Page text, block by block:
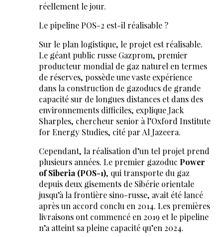
réellement le jour.
Le pipeline POS-2 est-il réalisable ?
Sur le plan logistique, le projet est réalisable.
Le géant public russe Gazprom, premier
producteur mondial de gaz naturel en termes
de réserves, possède une vaste expérience
dans la construction de gazoducs de grande
capacité sur de longues distances et dans des
environnements difficiles, explique Jack
Sharples, chercheur senior à l’Oxford Institute
for Energy Studies, cité par Al Jazeera.
Cependant, la réalisation d’un tel projet prend
plusieurs années. Le premier gazoduc Power
of Siberia (POS-1), qui transporte du gaz
depuis deux gisements de Sibérie orientale
jusqu’à la frontière sino-russe, avait été lancé
après un accord conclu en 2014. Les premières
livraisons ont commencé en 2019 et le pipeline
n’a atteint sa pleine capacité qu’en 2024.